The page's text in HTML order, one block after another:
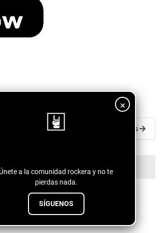
×
Únete a la comunidad rockera y no te
pierdas nada.
SÍGUENOS
Entradas antiguas